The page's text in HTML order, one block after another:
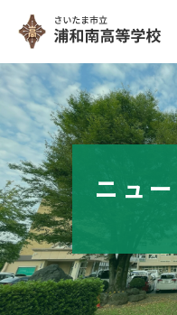
HOME
学校紹介
南高の教育
学校生活
ニュ